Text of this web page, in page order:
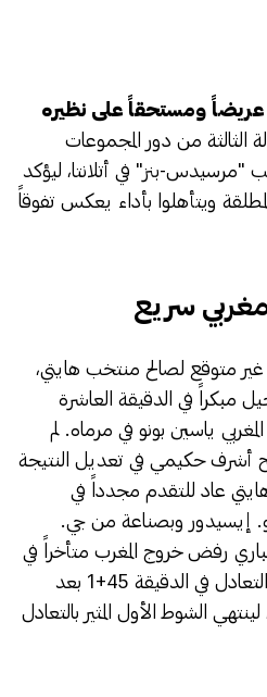
عريضاً ومستحقاً على نظيره
الثالثة من دور المجموعات
على ملعب "مرسيدس-بنز" في أتلانتا، ليؤكد
ويتأهلوا بأداء يعكس تفوقاً
سريع
غير متوقع لصالح منتخب هايتي،
مبكراً في الدقيقة العاشرة
ياسين بونو في مرماه. لم
نجح أشرف حكيمي في تعديل النتيجة
ورغم أن هايتي عاد للتقدم مجدداً في
دبليو. إيسيدور وبصناعة من جي.
رفض خروج المغرب متأخراً في
الشوط الأول، مسجلاً هدف التعادل في الدقيقة 45+1 بعد
الشوط الأول المثير بالتعادل